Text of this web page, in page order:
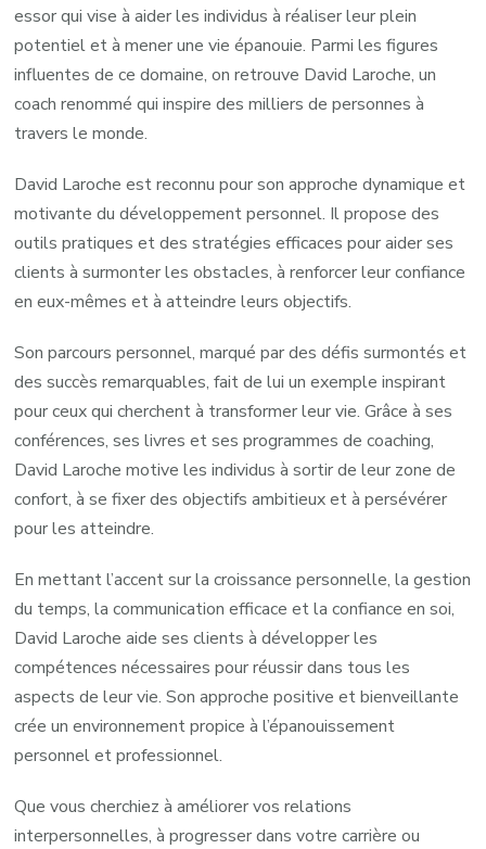
essor qui vise à aider les individus à réaliser leur plein
potentiel et à mener une vie épanouie. Parmi les figures
influentes de ce domaine, on retrouve David Laroche, un
coach renommé qui inspire des milliers de personnes à
travers le monde.
David Laroche est reconnu pour son approche dynamique et
motivante du développement personnel. Il propose des
outils pratiques et des stratégies efficaces pour aider ses
clients à surmonter les obstacles, à renforcer leur confiance
en eux-mêmes et à atteindre leurs objectifs.
Son parcours personnel, marqué par des défis surmontés et
des succès remarquables, fait de lui un exemple inspirant
pour ceux qui cherchent à transformer leur vie. Grâce à ses
conférences, ses livres et ses programmes de coaching,
David Laroche motive les individus à sortir de leur zone de
confort, à se fixer des objectifs ambitieux et à persévérer
pour les atteindre.
En mettant l’accent sur la croissance personnelle, la gestion
du temps, la communication efficace et la confiance en soi,
David Laroche aide ses clients à développer les
compétences nécessaires pour réussir dans tous les
aspects de leur vie. Son approche positive et bienveillante
crée un environnement propice à l’épanouissement
personnel et professionnel.
Que vous cherchiez à améliorer vos relations
interpersonnelles, à progresser dans votre carrière ou